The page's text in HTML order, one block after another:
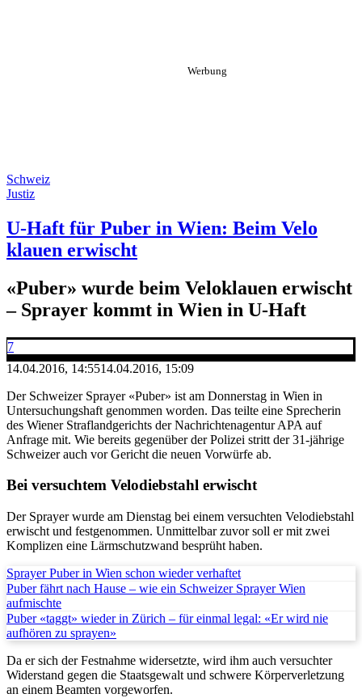
Schweiz
Justiz
U-Haft für Puber in Wien: Beim Velo
klauen erwischt
«Puber» wurde beim Veloklauen erwischt
– Sprayer kommt in Wien in U-Haft
7
14.04.2016, 14:5514.04.2016, 15:09
Der Schweizer Sprayer «Puber» ist am Donnerstag in Wien in
Untersuchungshaft genommen worden. Das teilte eine Sprecherin
des Wiener Straflandgerichts der Nachrichtenagentur APA auf
Anfrage mit. Wie bereits gegenüber der Polizei stritt der 31-jährige
Schweizer auch vor Gericht die neuen Vorwürfe ab.
Bei versuchtem Velodiebstahl erwischt
Der Sprayer wurde am Dienstag bei einem versuchten Velodiebstahl
erwischt und festgenommen. Unmittelbar zuvor soll er mit zwei
Komplizen eine Lärmschutzwand besprüht haben.
Sprayer Puber in Wien schon wieder verhaftet
Puber fährt nach Hause – wie ein Schweizer Sprayer Wien
aufmischte
Puber «taggt» wieder in Zürich – für einmal legal: «Er wird nie
aufhören zu sprayen»
Da er sich der Festnahme widersetzte, wird ihm auch versuchter
Widerstand gegen die Staatsgewalt und schwere Körperverletzung
an einem Beamten vorgeworfen.